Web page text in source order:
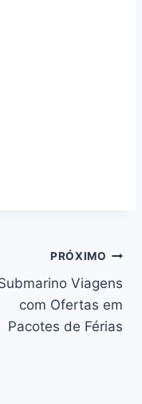
PRÓXIMO
Viagens
com Ofertas em
Pacotes de Férias